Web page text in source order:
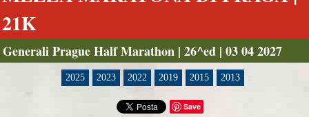
21K
Generali Prague Half Marathon | 26^ed | 03 04 2027
2025 2023 2022 2019 2015 2013
Save